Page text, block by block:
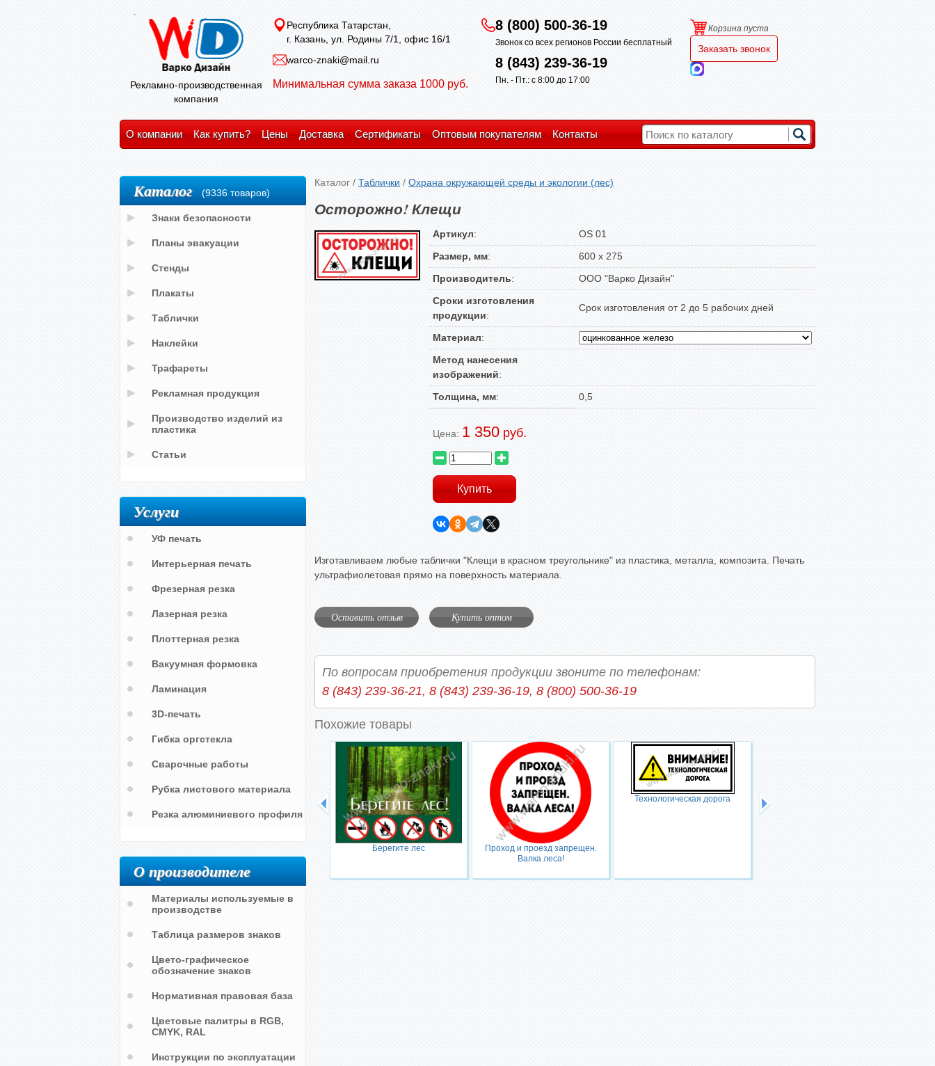
Рекламно-производственная
компания
Республика Татарстан,
г. Казань, ул. Родины 7/1, офис 16/1
warco-znaki@mail.ru
Минимальная сумма заказа 1000 руб.
8 (800) 500-36-19
Звонок со всех регионов России бесплатный
8 (843) 239-36-19
Пн. - Пт.: с 8:00 до 17:00
Корзина пуста
Заказать звонок
О компании Как купить? Цены Доставка Сертификаты Оптовым покупателям Контакты
Каталог / Таблички / Охрана окружающей среды и экологии (лес)
Осторожно! Клещи
Артикул:
OS 01
Размер, мм:
600 x 275
Производитель:
ООО "Варко Дизайн"
Сроки изготовления
продукции:
Срок изготовления от 2 до 5 рабочих дней
Материал:
Метод нанесения
изображений:
Толщина, мм: 0,5
Цена: 1 350 руб.
Изготавливаем любые таблички "Клещи в красном треугольнике" из пластика, металла, композита. Печать
ультрафиолетовая прямо на поверхность материала.
Оставить отзыв Купить оптом
По вопросам приобретения продукции звоните по телефонам:
8 (843) 239-36-21, 8 (843) 239-36-19, 8 (800) 500-36-19
Похожие товары
Берегите лес
Проход и проезд запрещен.
Валка леса!
Технологическая дорога
Каталог (9336 товаров)
Знаки безопасности
Планы эвакуации
Стенды
Плакаты
Таблички
Наклейки
Трафареты
Рекламная продукция
Производство изделий из
пластика
Статьи
Услуги
УФ печать
Интерьерная печать
Фрезерная резка
Лазерная резка
Плоттерная резка
Вакуумная формовка
Ламинация
3D-печать
Гибка оргстекла
Сварочные работы
Рубка листового материала
Резка алюминиевого профиля
О производителе
Материалы используемые в
производстве
Таблица размеров знаков
Цвето-графическое
обозначение знаков
Нормативная правовая база
Цветовые палитры в RGB,
CMYK, RAL
Инструкции по эксплуатации